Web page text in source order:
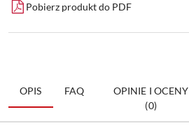
Pobierz produkt do PDF
OPIS FAQ
OPINIE I OCENY
(0)